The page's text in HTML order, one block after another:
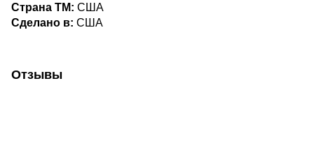
Страна ТМ: США
Сделано в: США
Отзывы